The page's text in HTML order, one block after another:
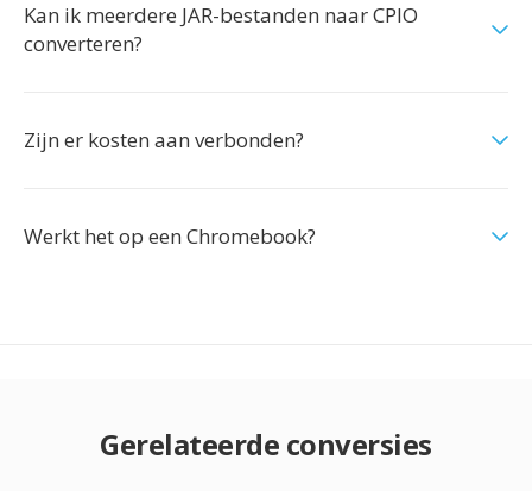
Kan ik meerdere JAR-bestanden naar CPIO
converteren?
Zijn er kosten aan verbonden?
Werkt het op een Chromebook?
Gerelateerde conversies